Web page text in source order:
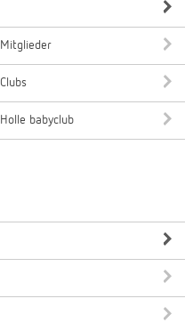
Mitglieder
Clubs
Holle babyclub